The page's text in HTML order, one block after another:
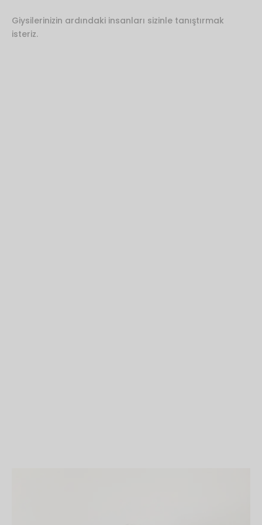
ol, yaratım sürecimize ortak ol,
Giysilerinizin ardındaki insanları sizinle tanıştırmak
isteriz.